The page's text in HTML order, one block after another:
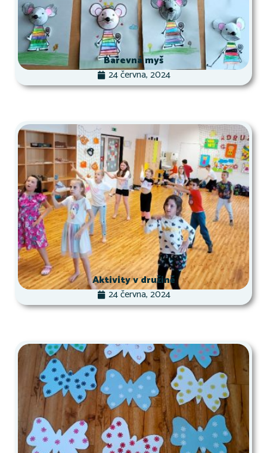
Barevná myš
24 června, 2024
Aktivity v družině
24 června, 2024